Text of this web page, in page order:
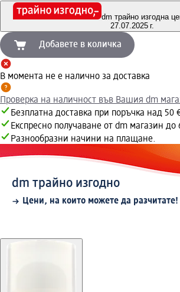
dm трайно изгодна
27.07.2025 г.
Добавете в количка
В момента не е налично за доставка
Проверка на наличност във Вашия dm
Безплатна доставка при поръчка над 50
Експресно получаване от dm магазин до
Разнообразни начини на плащане.
dm трайно изгодно
Цени, на които можете да разчитате!